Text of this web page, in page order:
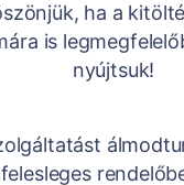
ha a
is
nyújtsuk!